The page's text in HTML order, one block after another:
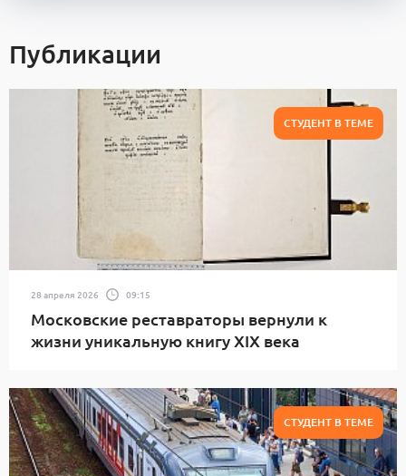
Публикации
СТУДЕНТ В ТЕМЕ
28 апреля 2026 09:15
Московские реставраторы вернули к
жизни уникальную книгу XIX века
СТУДЕНТ В ТЕМЕ